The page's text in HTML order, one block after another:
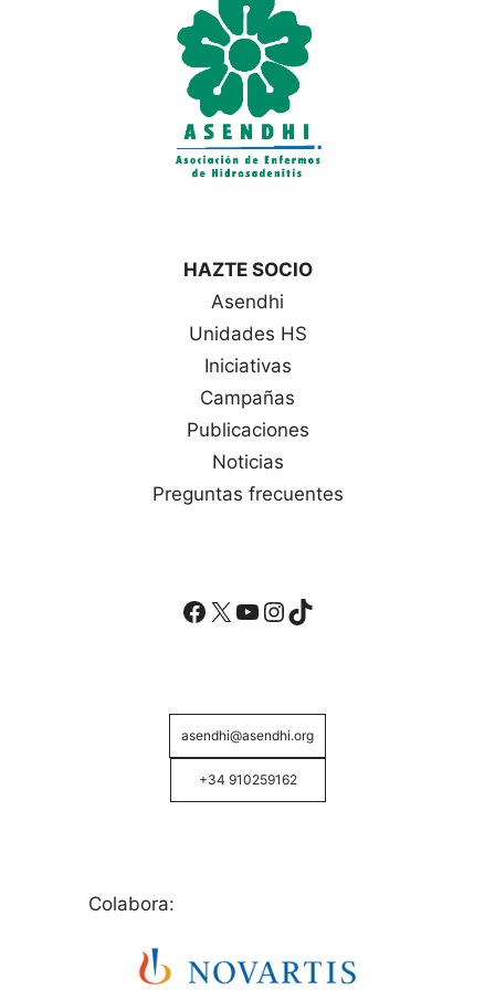
HAZTE SOCIO
Asendhi
Unidades HS
Iniciativas
Campañas
Publicaciones
Noticias
Preguntas frecuentes
Facebook
X YouTube
Instagram
TikTok
asendhi@asendhi.org
+34 910259162
Colabora: